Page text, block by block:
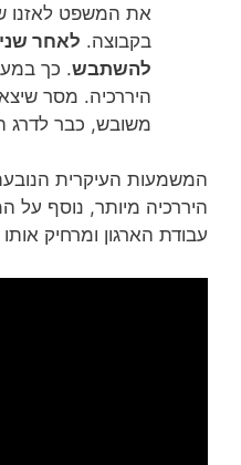
את המשפט לאזנו
בקבוצה. לאחר
להשתבש. כך
היררכיה. מסר
משובש, כבר לדרג
המשמעות העיקרית
היררכיה מיותר, נוסף
עבודת הארגון ומרחיק אותו